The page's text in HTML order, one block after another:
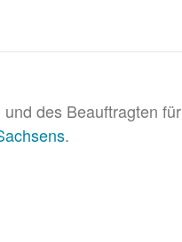
und des Beauftragten für
.